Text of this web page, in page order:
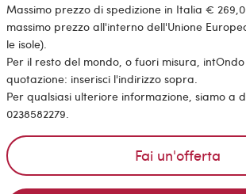
Massimo prezzo di spedizione in Italia €
massimo prezzo all'interno dell'Unione
le isole).
Per il resto del mondo, o fuori misura,
quotazione: inserisci l'indirizzo sopra.
Per qualsiasi ulteriore informazione, siamo a
0238582279.
Fai un'offerta